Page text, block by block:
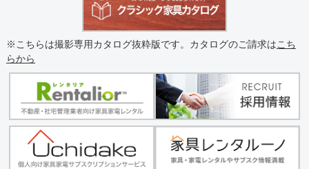
※こちらは撮影専用カタログ抜粋版です。カタログのご請求はこち
らから